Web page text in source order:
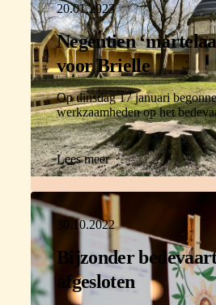
20.01.2023
Negentien
voor Brielle
Op dinsdag 17 januari
werkzaamheden op het
Lees meer
30.10.2022
Bijzonder
afgesloten